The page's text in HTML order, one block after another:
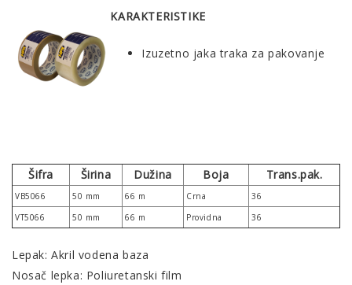
KARAKTERISTIKE
Izuzetno jaka traka za pakovanje
Šifra Širina Dužina Boja Trans.pak.
VB5066 50 mm 66 m Crna
36
VT5066
50 mm 66 m Providna 36
Lepak: Akril vodena baza
Nosač lepka: Poliuretanski film